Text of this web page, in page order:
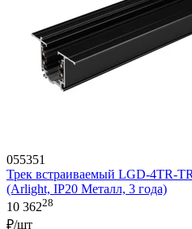
055351
Трек встраиваемый LGD-4TR-
(Arlight, IP20 Металл, 3 года)
10 36228
₽/шт